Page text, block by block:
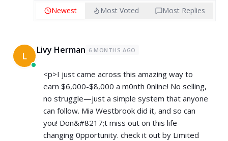
Newest Most Voted Most Replies
L Livy Herman 6 MONTHS AGO
<p>I just came across this amazing way to
earn $6,000-$8,000 a m0nth 0nline! No selling,
no struggle—just a simple system that anyone
can follow. Mia Westbrook did it, and so can
you! Don&#8217;t miss out on this life-
changing 0pportunity. check it out by Limited